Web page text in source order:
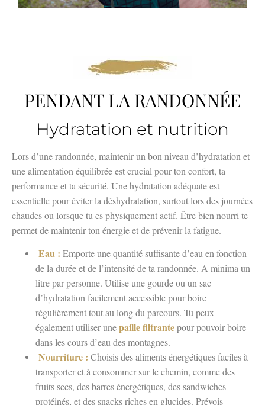
PENDANT LA RANDONNÉE
Hydratation et nutrition
Lors d’une randonnée, maintenir un bon niveau d’hydratation et
une alimentation équilibrée est crucial pour ton confort, ta
performance et ta sécurité. Une hydratation adéquate est
essentielle pour éviter la déshydratation, surtout lors des journées
chaudes ou lorsque tu es physiquement actif. Être bien nourri te
permet de maintenir ton énergie et de prévenir la fatigue.
Eau : Emporte une quantité suffisante d’eau en fonction
de la durée et de l’intensité de ta randonnée. A minima un
litre par personne. Utilise une gourde ou un sac
d’hydratation facilement accessible pour boire
régulièrement tout au long du parcours. Tu peux
également utiliser unepaille filtrantepour pouvoir boire
dans les cours d’eau des montagnes.
Nourriture : Choisis des aliments énergétiques faciles à
transporter et à consommer sur le chemin, comme des
fruits secs, des barres énergétiques, des sandwiches
protéinés, et des snacks riches en glucides. Prévois